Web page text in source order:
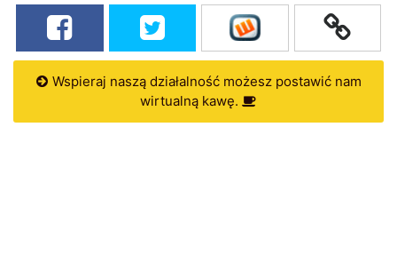
Wspieraj naszą działalność możesz postawić nam
wirtualną kawę.